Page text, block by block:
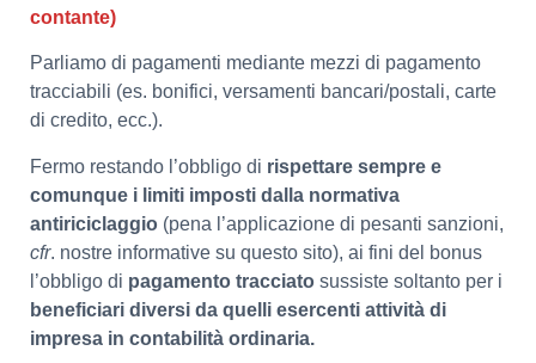
contante)
Parliamo di pagamenti mediante mezzi di pagamento
tracciabili (es. bonifici, versamenti bancari/postali, carte
di credito, ecc.).
Fermo restando l’obbligo di rispettare sempre e
comunque i limiti imposti dalla normativa
antiriciclaggio (pena l’applicazione di pesanti sanzioni,
cfr. nostre informative su questo sito), ai fini del bonus
l’obbligo di pagamento tracciato sussiste soltanto per i
beneficiari diversi da quelli esercenti attività di
impresa in contabilità ordinaria.